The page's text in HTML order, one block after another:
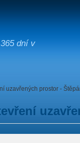
dní v
uzavřených prostor -